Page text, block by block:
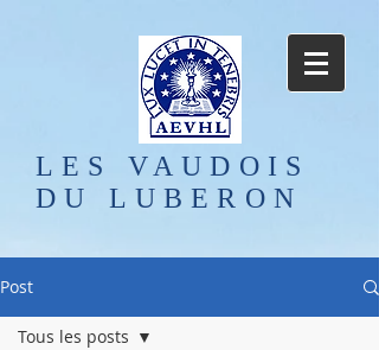
LES VAUDOIS
DU LUBERON
Post
Tous les posts